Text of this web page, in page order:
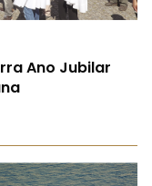
Ano Jubilar